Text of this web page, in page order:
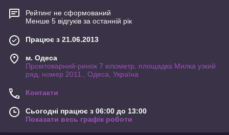
Рейтинг не сформований
Менше 5 відгуків за останній рік
Працює з 21.06.2013
м. Одеса
Промтоварний-ринок 7 кілометр, площадка Милка узкий
ряд, номер 2011., Одеса, Україна
Контакти
Сьогодні працює з 06:00 до 13:00
Показати весь графік роботи